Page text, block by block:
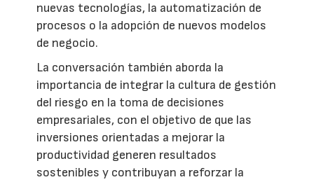
nuevas tecnologías, la automatización de
procesos o la adopción de nuevos modelos
de negocio.
La conversación también aborda la
importancia de integrar la cultura de gestión
del riesgo en la toma de decisiones
empresariales, con el objetivo de que las
inversiones orientadas a mejorar la
productividad generen resultados
sostenibles y contribuyan a reforzar la